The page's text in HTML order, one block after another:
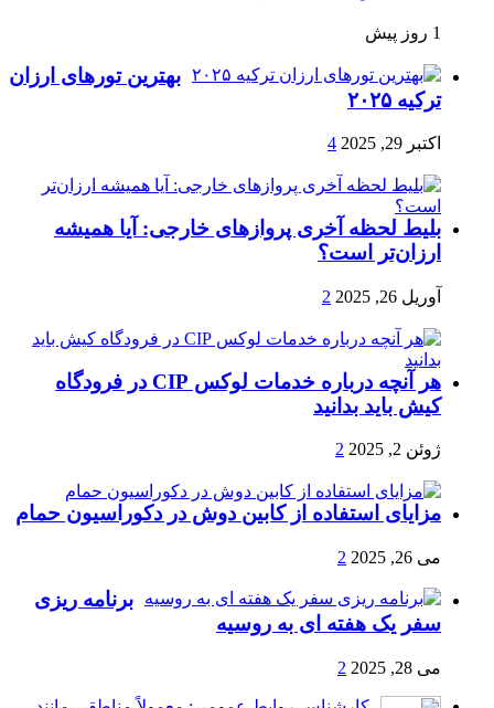
1 روز پیش
بهترین تورهای ارزان
ترکیه ۲۰۲۵
اکتبر 29, 2025 4
بلیط لحظه آخری پروازهای خارجی: آیا همیشه
ارزان‌تر است؟
آوریل 26, 2025 2
هر آنچه درباره خدمات لوکس CIP در فرودگاه‌
کیش باید بدانید
ژوئن 2, 2025 2
مزایای استفاده از کابین دوش در دکوراسیون حمام
می 26, 2025 2
برنامه ریزی
سفر یک هفته ای به روسیه
می 28, 2025 2